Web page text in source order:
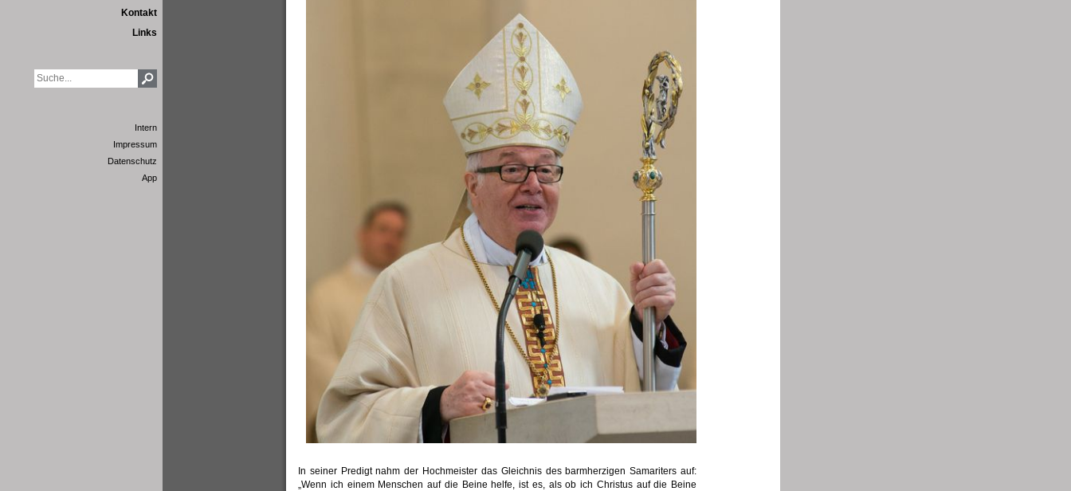
Kontakt
Links
Intern
Impressum
Datenschutz
App
In seiner Predigt nahm der Hochmeister das Gleichnis des barmherzigen Samariters auf:
„Wenn ich einem Menschen auf die Beine helfe, ist es, als ob ich Christus auf die Beine